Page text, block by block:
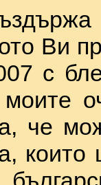
Ви
с
че
които